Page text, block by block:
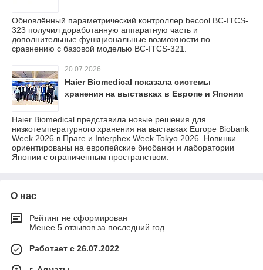
Обновлённый параметрический контроллер becool BC-ITCS-
323 получил доработанную аппаратную часть и
дополнительные функциональные возможности по
сравнению с базовой моделью BC-ITCS-321.
20.07.2026
Haier Biomedical показала системы
хранения на выставках в Европе и Японии
Haier Biomedical представила новые решения для
низкотемпературного хранения на выставках Europe Biobank
Week 2026 в Праге и Interphex Week Tokyo 2026. Новинки
ориентированы на европейские биобанки и лаборатории
Японии с ограниченным пространством.
О нас
Рейтинг не сформирован
Менее 5 отзывов за последний год
Работает с 26.07.2022